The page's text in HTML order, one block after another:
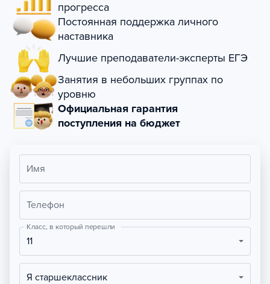
прогресса
Постоянная поддержка личного
наставника
Лучшие преподаватели-эксперты ЕГЭ
Занятия в небольших группах по
уровню
Официальная гарантия
поступления на бюджет
Имя
Телефон
Класс, в который перешли
11
Я старшеклассник